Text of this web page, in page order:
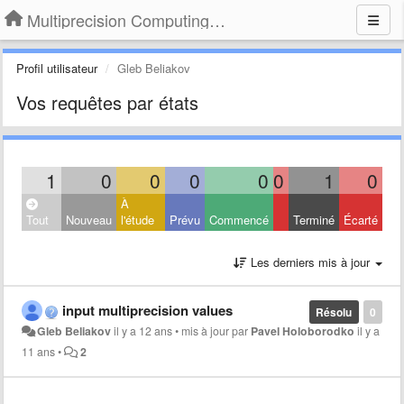
Multiprecision Computing Toolbox for MATLAB
Profil utilisateur Gleb Beliakov
Vos requêtes par états
1 0 0 0 0 0 1 0
Tout Nouveau
À
l'étude
Prévu Commencé Terminé Écarté
Les derniers mis à jour
0
Résolu
input multiprecision values
Gleb Beliakovil y a 12 ans• mis à jour par Pavel Holoborodko il y a
11 ans• 2